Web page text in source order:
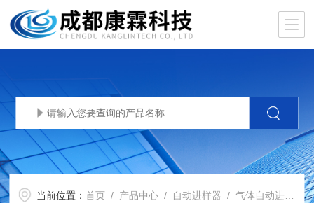
当前位置：首页 / 产品中心 / 自动进样器 /气体自动进样器 /